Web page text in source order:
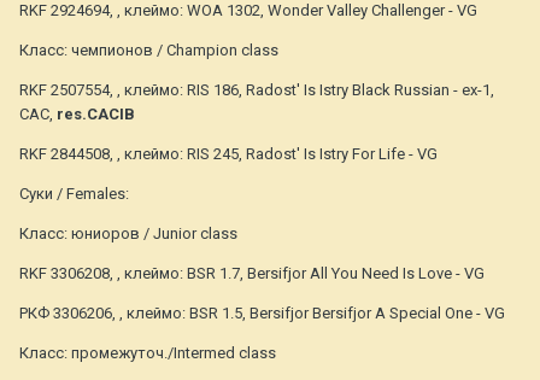
RKF 2924694, , клеймо: WOA 1302, Wonder Valley Challenger - VG
Класс: чемпионов / Champion class
RKF 2507554, , клеймо: RIS 186, Radost' Is Istry Black Russian - ex-1,
CAC, res.CACIB
RKF 2844508, , клеймо: RIS 245, Radost' Is Istry For Life - VG
Суки / Females:
Класс: юниоров / Junior class
RKF 3306208, , клеймо: BSR 1.7, Bersifjor All You Need Is Love - VG
РКФ 3306206, , клеймо: BSR 1.5, Bersifjor Bersifjor A Special One - VG
Класс: промежуточ./Intermed class